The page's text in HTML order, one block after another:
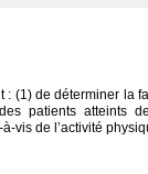
(1) de déterminer la
patients atteints
vis de l’activité